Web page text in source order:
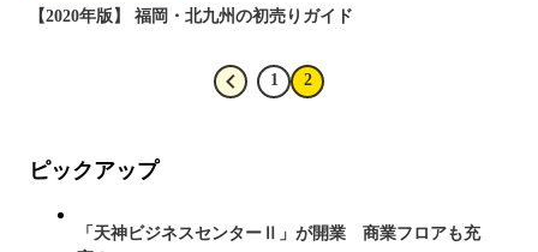
【2020年版】 福岡・北九州の初売りガイド
1 2
ピックアップ
「天神ビジネスセンターⅡ」が開業 商業フロアも充